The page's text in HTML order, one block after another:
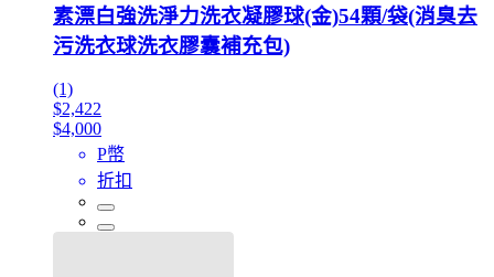
素漂白強洗淨力洗衣凝膠球(金)54顆/袋(消臭去
污洗衣球洗衣膠囊補充包)
(1)
$2,422
$4,000
P幣
折扣